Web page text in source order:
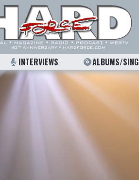
INTERVIEWS ALBUMS/